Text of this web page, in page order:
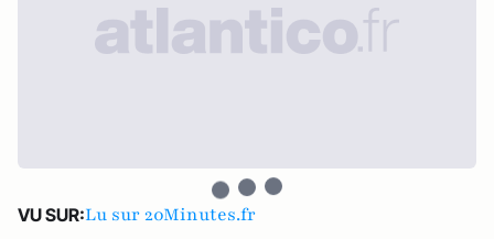
VU SUR:Lu sur 20Minutes.fr